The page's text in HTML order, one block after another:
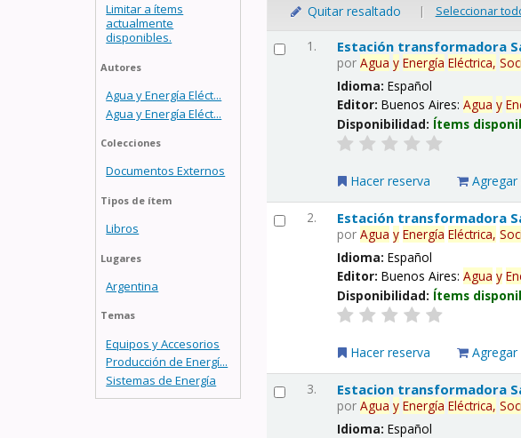
Limitar a ítems
actualmente
disponibles.
Autores
Agua y Energía Eléct...
Agua y Energía Eléct...
Colecciones
Documentos Externos
Tipos de ítem
Libros
Lugares
Argentina
Temas
Equipos y Accesorios
Producción de Energí...
Sistemas de Energía
Quitar resaltado | Seleccionar
1. Estación transformadora
porAgua y Energía Eléctrica,
Idioma:Español
Editor:Buenos Aires:Agua y
Disponibilidad: Ítems
Hacer reserva
2. Estación transformadora
porAgua y Energía Eléctrica,
Idioma:Español
Editor:Buenos Aires:Agua y
Disponibilidad: Ítems
Hacer reserva
3. Estacion transformadora
porAgua y Energía Eléctrica,
Idioma:Español